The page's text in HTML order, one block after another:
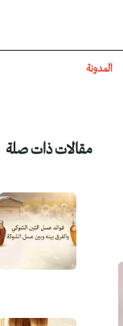
المدونة
مقالات ذات صلة